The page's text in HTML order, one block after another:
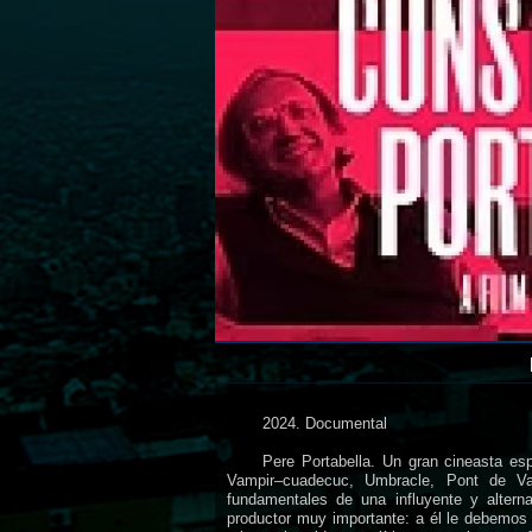
2024. Documental
Pere Portabella. Un gran cineasta
Vampir–cuadecuc, Umbracle, Pont de
fundamentales de una influyente y
productor muy importante: a él le